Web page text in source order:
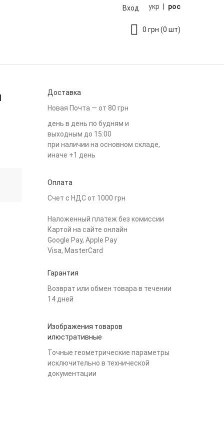
укр рос
Вход
0 грн (0 шт)
Доставка
Новая Почта — от 80 грн
день в день по будням и
выходным до 15:00
при наличии на основном складе,
иначе +1 день
Оплата
Счет с НДС от 1000 грн
Наложенный платеж без комиссии
Картой на сайте онлайн
Google Pay, Apple Pay
Visa, MasterCard
Гарантия
Возврат или обмен товара в течении
14 дней
Изображения товаров
илюстративные
Точные геометрические параметры
исключительно в технической
документации